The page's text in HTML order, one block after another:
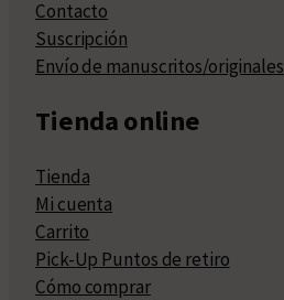
Contacto
Suscripción
Envío de manuscritos/originales
Tienda online
Tienda
Mi cuenta
Carrito
Pick-Up Puntos de retiro
Cómo comprar